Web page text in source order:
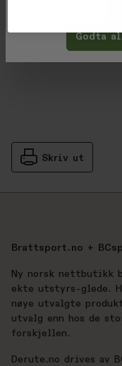
Produsent
Skriv ut
Brattsport.no +
Ny norsk nettbutikk
ekte utstyrs-glede.
nøye utvalgte
utvalg enn hos de
forskjellen.
Derute.no drives av
Godta